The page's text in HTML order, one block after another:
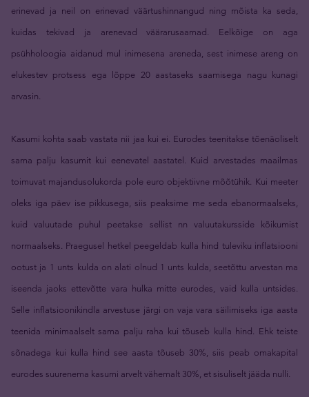
erinevad ja neil on erinevad väärtushinnangud ning mõista ka seda,
kuidas tekivad ja arenevad väärarusaamad. Eelkõige on aga
psühholoogia aidanud mul inimesena areneda, sest inimese areng on
elukestev protsess ega lõppe 20 aastaseks saamisega nagu kunagi
arvasin.
Kasumi kohta saab vastata nii jaa kui ei. Eurodes teenitakse tõenäoliselt
sama palju kasumit kui eenevatel aastatel. Kuid arvestades maailmas
toimuvat majandusolukorda pole euro objektiivne mõõtühik. Kui meeter
oleks iga päev ise pikkusega, siis peaksime me seda ebanormaalseks,
kuid valuutade puhul peetakse sellist nn valuutakursside kõikumist
normaalseks. Praegusel hetkel peegeldab kulla hind tuleviku inflatsiooni
ootust ja 1 unts kulda on alati olnud 1 unts kulda, seetõttu arvestan ma
iseenda jaoks ettevõtte vara hulka mitte eurodes, vaid kulla untsides.
Selle inflatsioonikindla arvestuse järgi on vaja vara säilimiseks iga aasta
teenida minimaalselt sama palju raha kui tõuseb kulla hind. Ehk teiste
sõnadega kui kulla hind see aasta tõuseb 30%, siis peab omakapital
eurodes suurenema kasumi arvelt vähemalt 30%, et sisuliselt jääda nulli.